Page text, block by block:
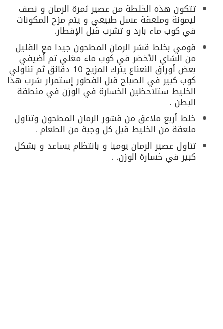
تتكون هذه الخلطة من عصير ثمرة الرمان و نصف
ليمونة وملعقة عسل طبيعي و يتم مزح المكونات
في كوب ماء بارد و تشرب قبل الإفطار.
قومي بخلط قشر الرمان المطحون جيدا مع القليل
من الشاي الأخضر في كوب ماء مغلي تم أضيفي
بعض أوراق النعناع يترك المزيج 10 دقائق ثم تناولي
كوب كبير في الصباح قبل الفطور إستمرار شرب هذا
الخليط ستلاحظين الخسارة في الوزن في منطقة
البطن .
خلط أربع ملاعق من قشور الرمان المطحون وتناول
ملعقة من الخليط قبل كل وجبة من الطعام .
تناول عصير الرمان يوميا و بانتظام يساعد و بشكل
كبير في خسارة الوزن. .